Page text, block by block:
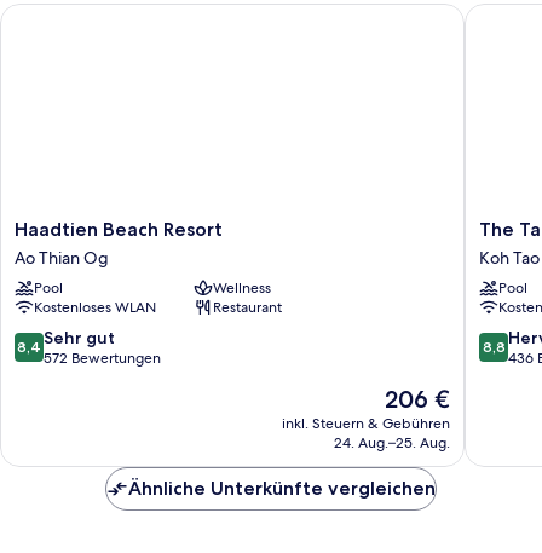
Haadtien
Beach
Resort
Ao
Thian
Og
Haadtien Beach Resort
Ao Thian Og
Pool
Wellness
Kostenloses WLAN
Restaurant
8.4
von
Bewertungen
8,4 Sehr gut
572 Bewertungen
Der
Preis
beträgt
206 €
inkl. Steuern & Gebühren
24. Aug.–25. Aug.
Haadtien Beach Resort
The
Tarna
Resort,
Koh
Tao
Koh
Tao
The
Koh Tao
Pool
8.8
von
8,8
436
The
Ähnliche Unterkünfte vergleichen